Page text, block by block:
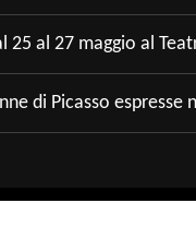
25 al 27 maggio al
di Picasso espresse